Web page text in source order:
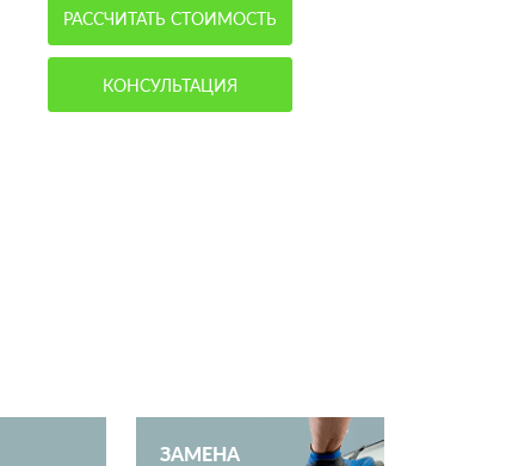
РАССЧИТАТЬ СТОИМОСТЬ
КОНСУЛЬТАЦИЯ
ЗАМЕНА